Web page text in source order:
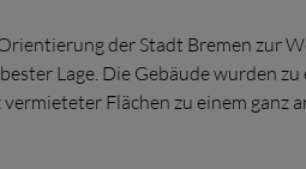
der Stadt Bremen zur
Lage. Die Gebäude wurden
Flächen zu einem